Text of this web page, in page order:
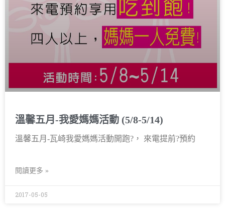
溫馨五月-我愛媽媽活動 (5/8-5/14)
溫馨五月-瓦崎我愛媽媽活動開跑?， 來電提前?預約
閱讀更多 »
2017-05-05